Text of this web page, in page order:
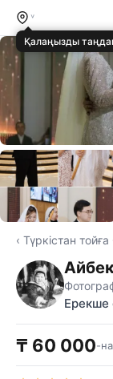
Қалаңызды
‹ Түркістан
Ерекше
₸ 60 000-